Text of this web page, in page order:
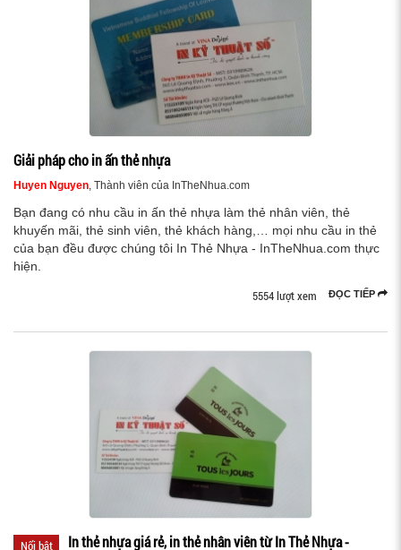
Giải pháp cho in ấn thẻ nhựa
Huyen Nguyen, Thành viên của InTheNhua.com
Bạn đang có nhu cầu in ấn thẻ nhựa làm thẻ nhân viên, thẻ
khuyến mãi, thẻ sinh viên, thẻ khách hàng,… mọi nhu cầu in thẻ
của bạn đều được chúng tôi In Thẻ Nhựa - InTheNhua.com thực
hiện.
ĐỌC TIẾP
5554 lượt xem
Nổi bật
In thẻ nhựa giá rẻ, in thẻ nhân viên từ In Thẻ Nhựa -